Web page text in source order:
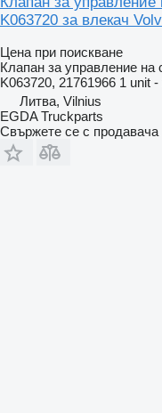
K063720 за влекач
Цена при поискване
Клапан за управление на
K063720, 21761966 1 unit -
Литва, Vilnius
EGDA Truckparts
Свържете се с продавача